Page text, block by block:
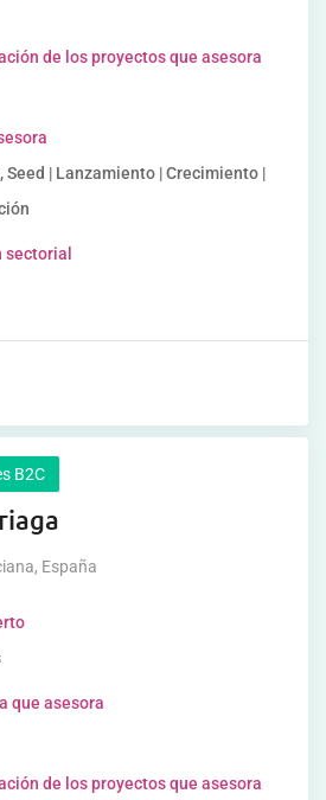
de los proyectos que asesora
Seed | Lanzamiento | Crecimiento |
sectorial
B2C
, España
que asesora
de los proyectos que asesora